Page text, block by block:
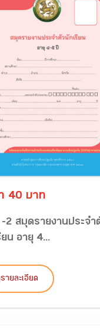
40 บาท
2 สมุดรายงานประจำ
ยน อายุ 4...
ายละเอียด